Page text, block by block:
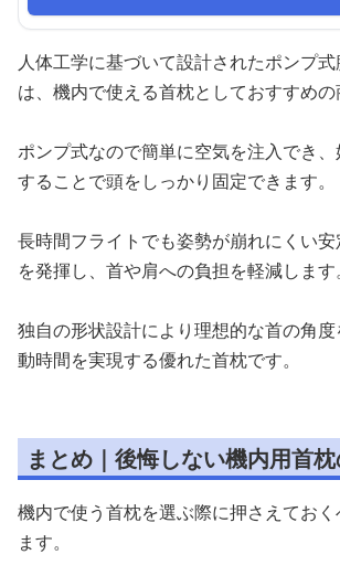
人体工学に基づいて設計されたポンプ
は、機内で使える首枕としておすすめの
ポンプ式なので簡単に空気を注入でき
することで頭をしっかり固定できます。
長時間フライトでも姿勢が崩れにくい
を発揮し、首や肩への負担を軽減します。
独自の形状設計により理想的な首の角
動時間を実現する優れた首枕です。
まとめ｜後悔しない機内用首
機内で使う首枕を選ぶ際に押さえてお
ます。